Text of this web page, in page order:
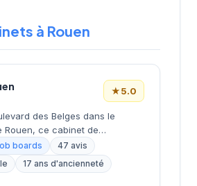
à Rouen
★5.0
des Belges dans le
Rouen, ce cabinet de
ses activités de
conseil en ressources
la direction de M. Wirotius. La
boards
47 avis
17 ans d'ancienneté